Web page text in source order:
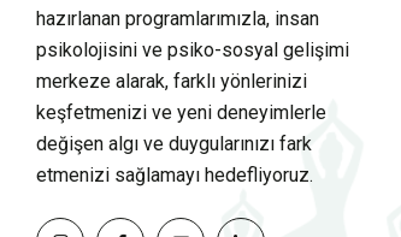
hazırlanan programlarımızla, insan
psikolojisini ve psiko-sosyal gelişimi
merkeze alarak, farklı yönlerinizi
keşfetmenizi ve yeni deneyimlerle
değişen algı ve duygularınızı fark
etmenizi sağlamayı hedefliyoruz.